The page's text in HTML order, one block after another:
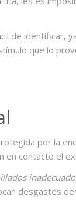
de identificar,
que lo
por la
contacto el
desgastes